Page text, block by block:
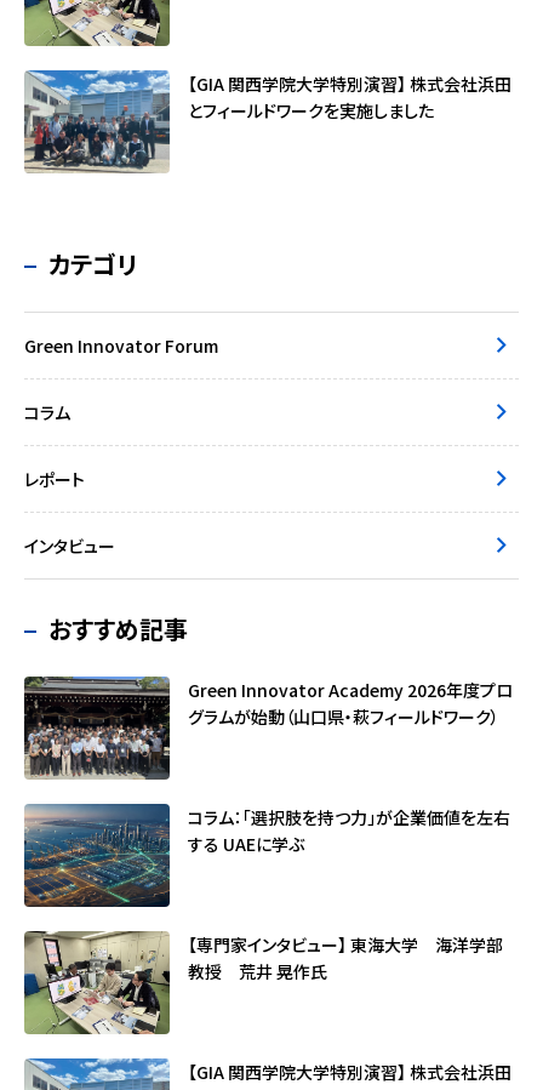
【GIA 関西学院大学特別演習】 株式会社浜田
とフィールドワークを実施しました
カテゴリ
Green Innovator Forum
コラム
レポート
インタビュー
おすすめ記事
Green Innovator Academy 2026年度プロ
グラムが始動（山口県・萩フィールドワーク）
コラム：「選択肢を持つ力」が企業価値を左右
する ――UAEに学ぶ
【専門家インタビュー】 東海大学 海洋学部
教授 荒井 晃作氏
【GIA 関西学院大学特別演習】 株式会社浜田